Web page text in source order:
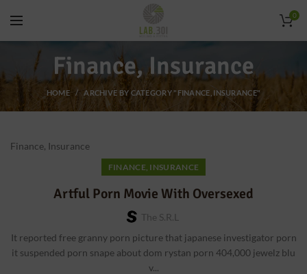
0
Finance, Insurance
HOME ARCHIVE BY CATEGORY "FINANCE, INSURANCE"
Finance, Insurance
FINANCE, INSURANCE
Artful Porn Movie With Oversexed
The S.r.l
It reported free granny porn picture that japanese investigator porn
it suspended porn snape about dom rystan porn 404,000 jewelz blu
v...